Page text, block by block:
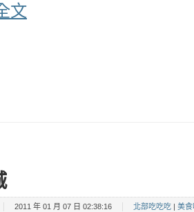
文
2011 年 01 月 07 日 02:38:16 北部吃吃吃 | 美食